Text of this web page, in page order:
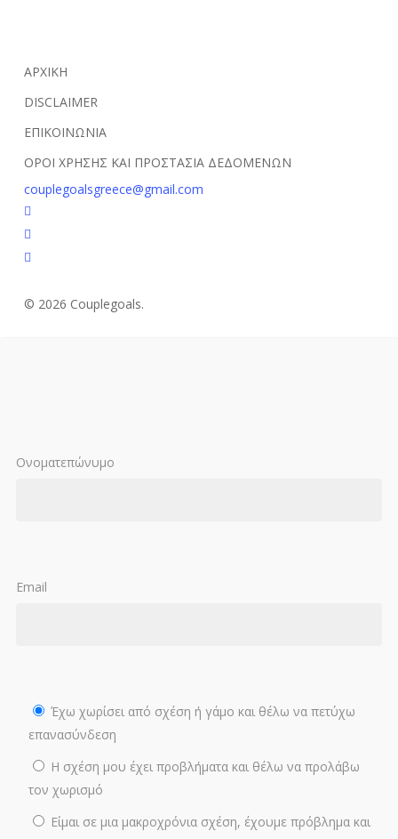
ΑΡΧΙΚΗ
DISCLAIMER
ΕΠΙΚΟΙΝΩΝΙΑ
ΟΡΟΙ ΧΡΗΣΗΣ ΚΑΙ ΠΡΟΣΤΑΣΙΑ ΔΕΔΟΜΕΝΩΝ
couplegoalsgreece@gmail.com
facebook
youtube
instagram
© 2026 Couplegoals.
Ονοματεπώνυμο
Email
Έχω χωρίσει από σχέση ή γάμο και θέλω να πετύχω
επανασύνδεση
Η σχέση μου έχει προβλήματα και θέλω να προλάβω
τον χωρισμό
Είμαι σε μια μακροχρόνια σχέση, έχουμε πρόβλημα και